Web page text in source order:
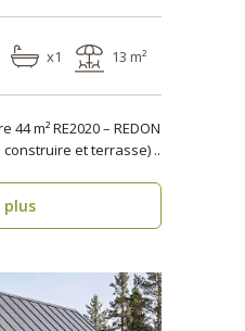
x1 13 m²
m² RE2020 – REDON
V2.1_A2 (Avec permis de construire et terrasse) ..
plus